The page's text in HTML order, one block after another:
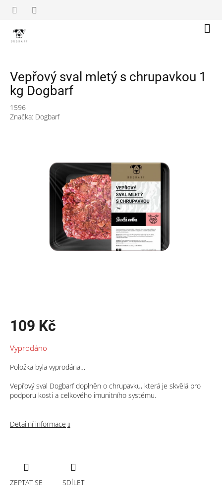
Vepřový sval mletý s chrupavkou 1
kg Dogbarf
1596
Značka: Dogbarf
109 Kč
cena:
Vyprodáno
Položka byla vyprodána…
Vepřový sval Dogbarf doplněn o chrupavku, která je skvělá pro
podporu kosti a celkového imunitního systému.
Detailní informace
ZEPTAT SE SDÍLET